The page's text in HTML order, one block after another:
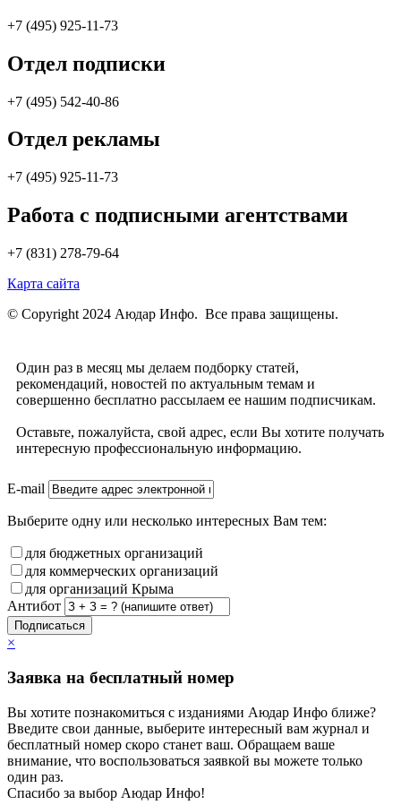
+7 (495) 925-11-73
Отдел подписки
+7 (495) 542-40-86
Отдел рекламы
+7 (495) 925-11-73
Работа с подписными агентствами
+7 (831) 278-79-64
Карта сайта
© Copyright 2024 Аюдар Инфо. Все права защищены.
Один раз в месяц мы делаем подборку статей,
рекомендаций, новостей по актуальным темам и
совершенно бесплатно рассылаем ее нашим подписчикам.
Оставьте, пожалуйста, свой адрес, если Вы хотите получать
интересную профессиональную информацию.
E-mail
Выберите одну или несколько интересных Вам тем:
для бюджетных организаций
для коммерческих организаций
для организаций Крыма
Антибот
Подписаться
×
Заявка на бесплатный номер
Вы хотите познакомиться с изданиями Аюдар Инфо ближе?
Введите свои данные, выберите интересный вам журнал и
бесплатный номер скоро станет ваш. Обращаем ваше
внимание, что воспользоваться заявкой вы можете только
один раз.
Спасибо за выбор Аюдар Инфо!